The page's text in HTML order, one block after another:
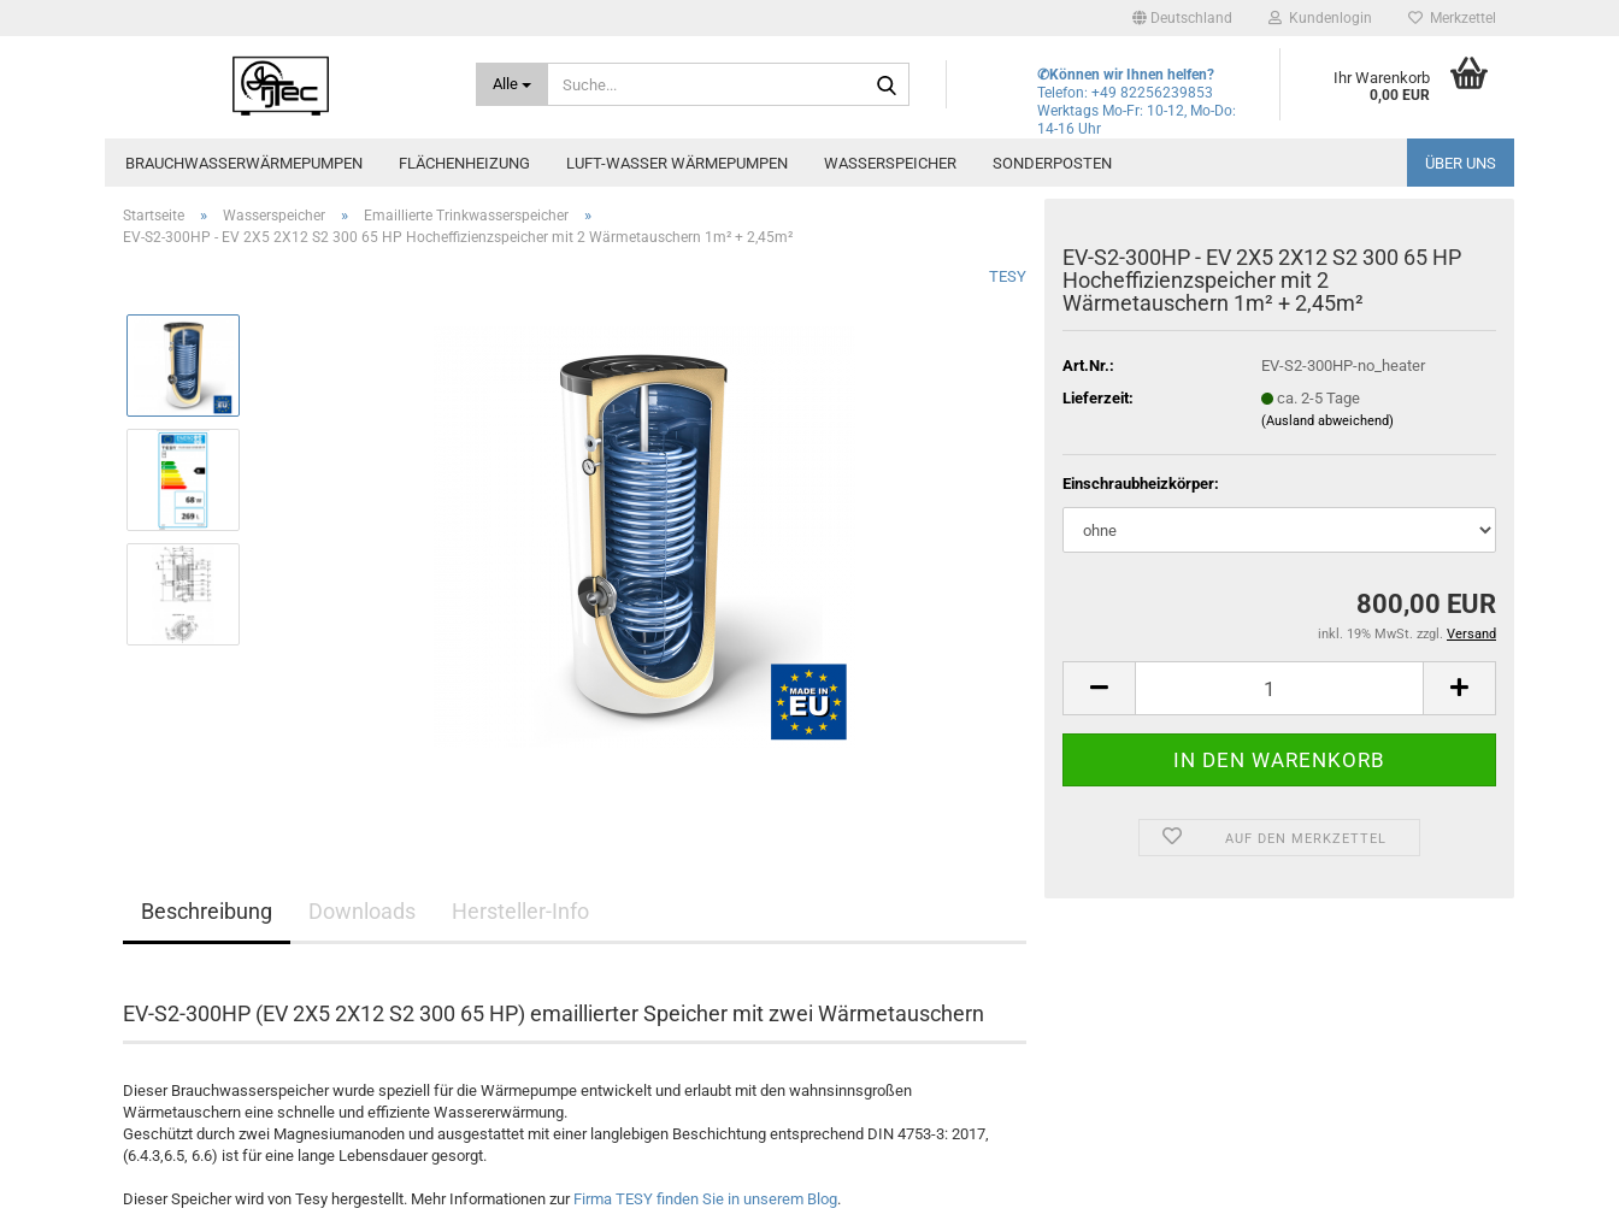
Deutschland
Lieferland
Kundenlogin Merkzettel
Alle
✆Können wir Ihnen helfen?
Telefon: +49 82256239853
Werktags Mo-Fr: 10-12, Mo-Do:
14-16 Uhr
Ihr Warenkorb
0,00 EUR
BRAUCHWASSERWÄRMEPUMPEN FLÄCHENHEIZUNG LUFT-WASSER WÄRMEPUMPEN WASSERSPEICHER SONDERPOSTEN ÜBER UNS
Startseite » Wasserspeicher » Emaillierte Trinkwasserspeicher »
EV-S2-300HP - EV 2X5 2X12 S2 300 65 HP Hocheffizienzspeicher mit 2 Wärmetauschern 1m² + 2,45m²
TESY
EV-S2-300HP - EV 2X5 2X12 S2 300 65 HP
Hocheffizienzspeicher mit 2
Wärmetauschern 1m² + 2,45m²
Art.Nr.:
EV-S2-300HP-no_heater
Lieferzeit:
ca. 2-5 Tage
(Ausland abweichend)
Einschraubheizkörper:
800,00 EUR
inkl. 19% MwSt. zzgl. Versand
AUF DEN MERKZETTEL
Beschreibung Downloads Hersteller-Info
EV-S2-300HP (EV 2X5 2X12 S2 300 65 HP) emaillierter Speicher mit zwei Wärmetauschern
Dieser Brauchwasserspeicher wurde speziell für die Wärmepumpe entwickelt und erlaubt mit den wahnsinnsgroßen
Wärmetauschern eine schnelle und effiziente Wassererwärmung.
Geschützt durch zwei Magnesiumanoden und ausgestattet mit einer langlebigen Beschichtung entsprechend DIN 4753-3: 2017,
(6.4.3,6.5, 6.6) ist für eine lange Lebensdauer gesorgt.
Dieser Speicher wird von Tesy hergestellt. Mehr Informationen zur Firma TESY finden Sie in unserem Blog.